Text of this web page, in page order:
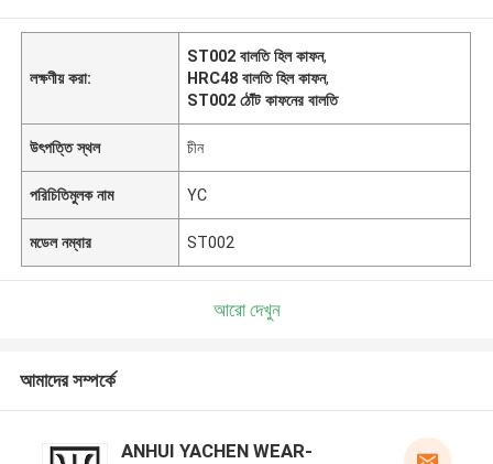
লক্ষণীয় করা:
ST002 বালতি হিল কাফন,
HRC48 বালতি হিল কাফন,
ST002 ঠোঁট কাফনের বালতি
উৎপত্তি স্থল চীন
পরিচিতিমুলক নাম YC
মডেল নম্বার ST002
আরো দেখুন
আমাদের সম্পর্কে
ANHUI YACHEN WEAR-